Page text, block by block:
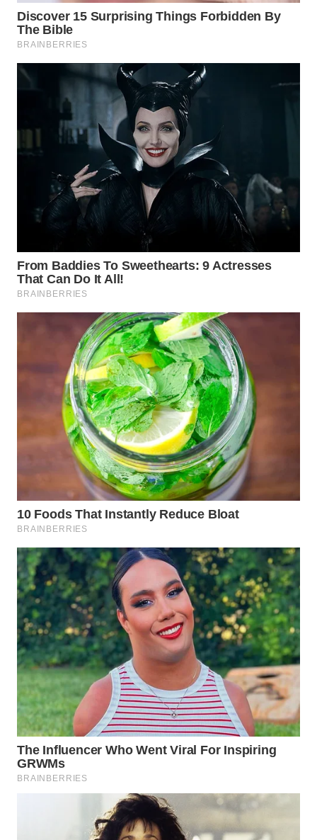
WN
DEPOK
TAPANULI
UTARA
SAMOSIR
WN
PADANG
LAWAS
WN
SUMEDANG
WN
WN
KEPULAUAN
SERIBU
TANGERANG
BINJAI
CIREBON
WN
INDRAMAYU
WN
KUNINGAN
WN
MAJALENGKA
WN
SUBANG